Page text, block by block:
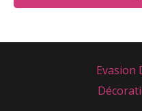
Evasion